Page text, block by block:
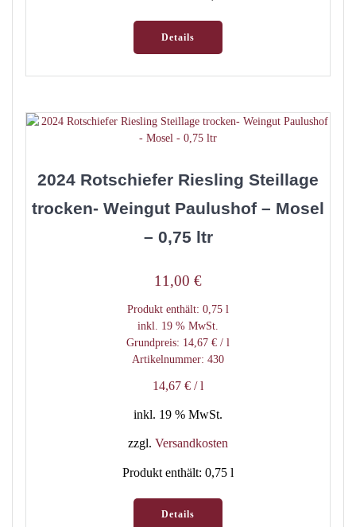
Details
2024 Rotschiefer Riesling Steillage
trocken- Weingut Paulushof – Mosel
– 0,75 ltr
11,00 €
Produkt enthält: 0,75 l
inkl. 19 % MwSt.
Grundpreis: 14,67 € / l
Artikelnummer: 430
14,67 € /l
inkl. 19 % MwSt.
zzgl. Versandkosten
Produkt enthält: 0,75 l
Details